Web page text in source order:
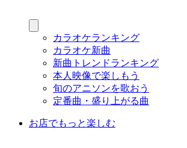
カラオケランキング
カラオケ新曲
新曲トレンドランキング
本人映像で楽しもう
旬のアニソンを歌おう
定番曲・盛り上がる曲
お店でもっと楽しむ